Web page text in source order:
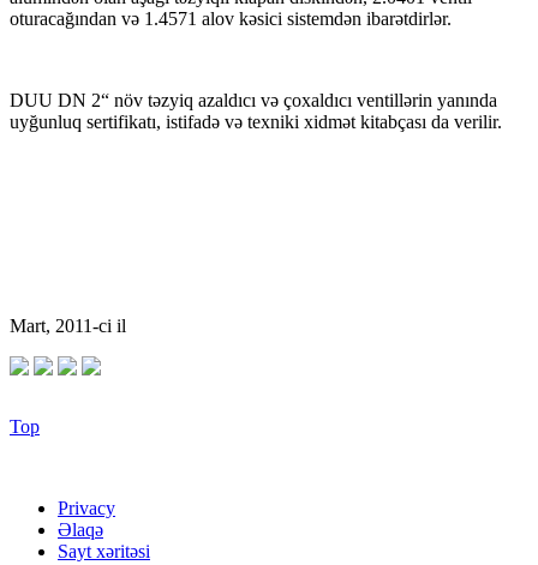
oturacağından və 1.4571 alov kəsici sistemdən ibarətdirlər.
DUU DN 2“ növ təzyiq azaldıcı və çoxaldıcı ventillərin yanında
uyğunluq sertifikatı, istifadə və texniki xidmət kitabçası da verilir.
Mart, 2011-ci il
Top
Privacy
Əlaqə
Sayt xəritəsi